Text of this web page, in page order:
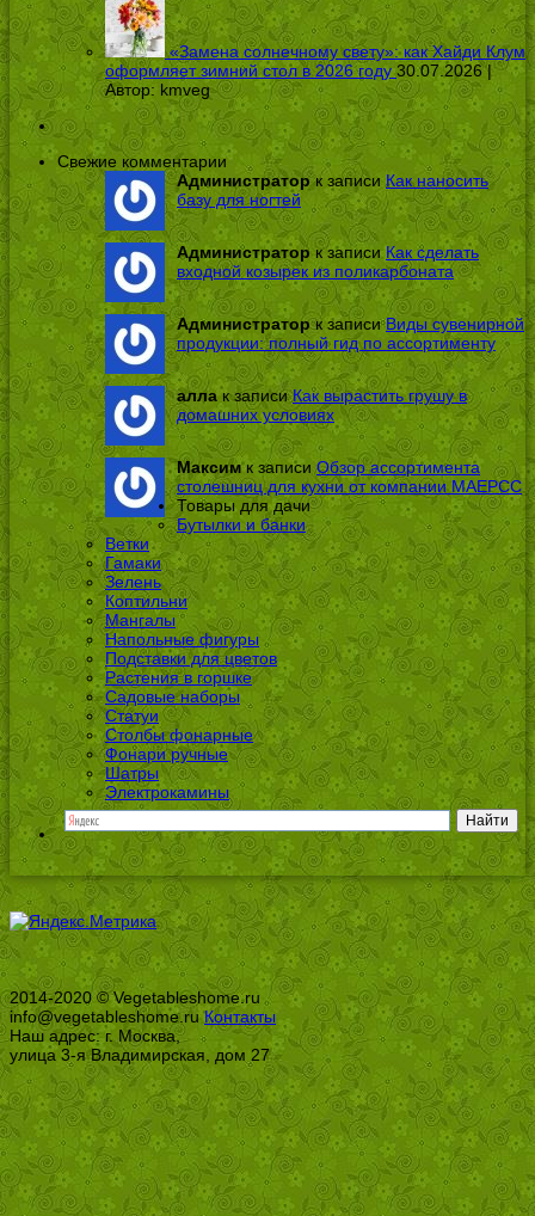
«Замена солнечному свету»: как Хайди Клум
оформляет зимний стол в 2026 году 30.07.2026 |
Автор: kmveg
Свежие комментарии
Администраторк записиКак наносить
базу для ногтей
Администраторк записиКак сделать
входной козырек из поликарбоната
Администраторк записиВиды сувенирной
продукции: полный гид по ассортименту
аллак записиКак вырастить грушу в
домашних условиях
Максимк записиОбзор ассортимента
столешниц для кухни от компании МАЕРСС
Товары для дачи
Бутылки и банки
Ветки
Гамаки
Зелень
Коптильни
Мангалы
Напольные фигуры
Подставки для цветов
Растения в горшке
Садовые наборы
Статуи
Столбы фонарные
Фонари ручные
Шатры
Электрокамины
2014-2020 © Vegetableshome.ru
info@vegetableshome.ruКонтакты
Наш адрес: г. Москва,
улица 3-я Владимирская, дом 27